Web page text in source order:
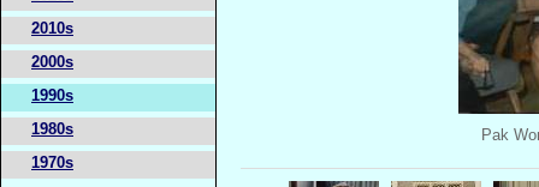
2010s
2000s
1990s
1980s
1970s
Pak